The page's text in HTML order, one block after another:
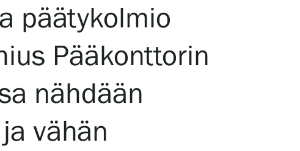
päätykolmio
Pääkonttorin
nähdään
vähän